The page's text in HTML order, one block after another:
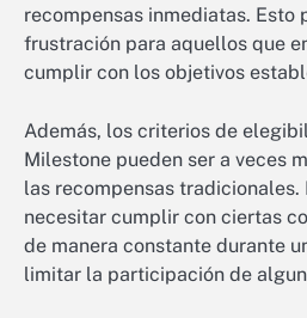
recompensas inmediatas. Esto
frustración para aquellos que
cumplir con los objetivos
Además, los criterios de
Milestone pueden ser a veces
las recompensas tradicionales.
necesitar cumplir con ciertas
de manera constante durante
limitar la participación de